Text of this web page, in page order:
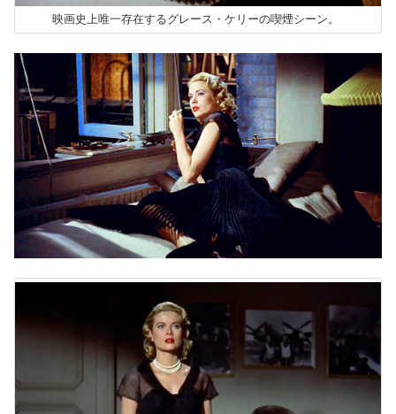
映画史上唯一存在するグレース・ケリーの喫煙シーン。